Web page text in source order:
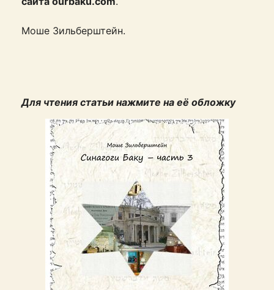
Моше Зильберштейн.
Для чтения статьи нажмите на её обложку